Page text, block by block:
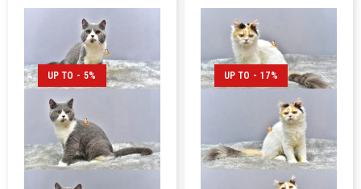
UP TO - 5% UP TO - 17%